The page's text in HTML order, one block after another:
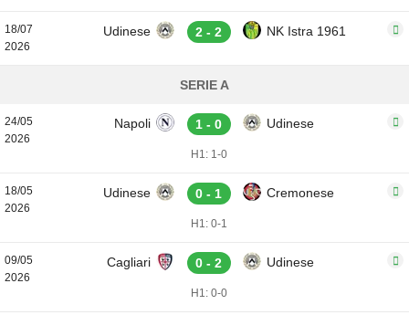
18/07
2026
Udinese 2 - 2 NK Istra 1961
SERIE A
24/05
2026
Napoli 1 - 0 Udinese
H1: 1-0
18/05
2026
Udinese 0 - 1 Cremonese
H1: 0-1
09/05
2026
Cagliari 0 - 2 Udinese
H1: 0-0